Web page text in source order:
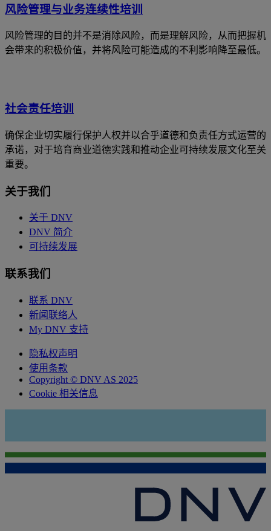
风险管理与业务连续性培训
风险管理的目的并不是消除风险，而是理解风险，从而把握机
会带来的积极价值，并将风险可能造成的不利影响降至最低。
社会责任培训
确保企业切实履行保护人权并以合乎道德和负责任方式运营的
承诺，对于培育商业道德实践和推动企业可持续发展文化至关
重要。
关于我们
关于 DNV
DNV 简介
可持续发展
联系我们
联系 DNV
新闻联络人
My DNV 支持
隐私权声明
使用条款
Copyright © DNV AS 2025
Cookie 相关信息